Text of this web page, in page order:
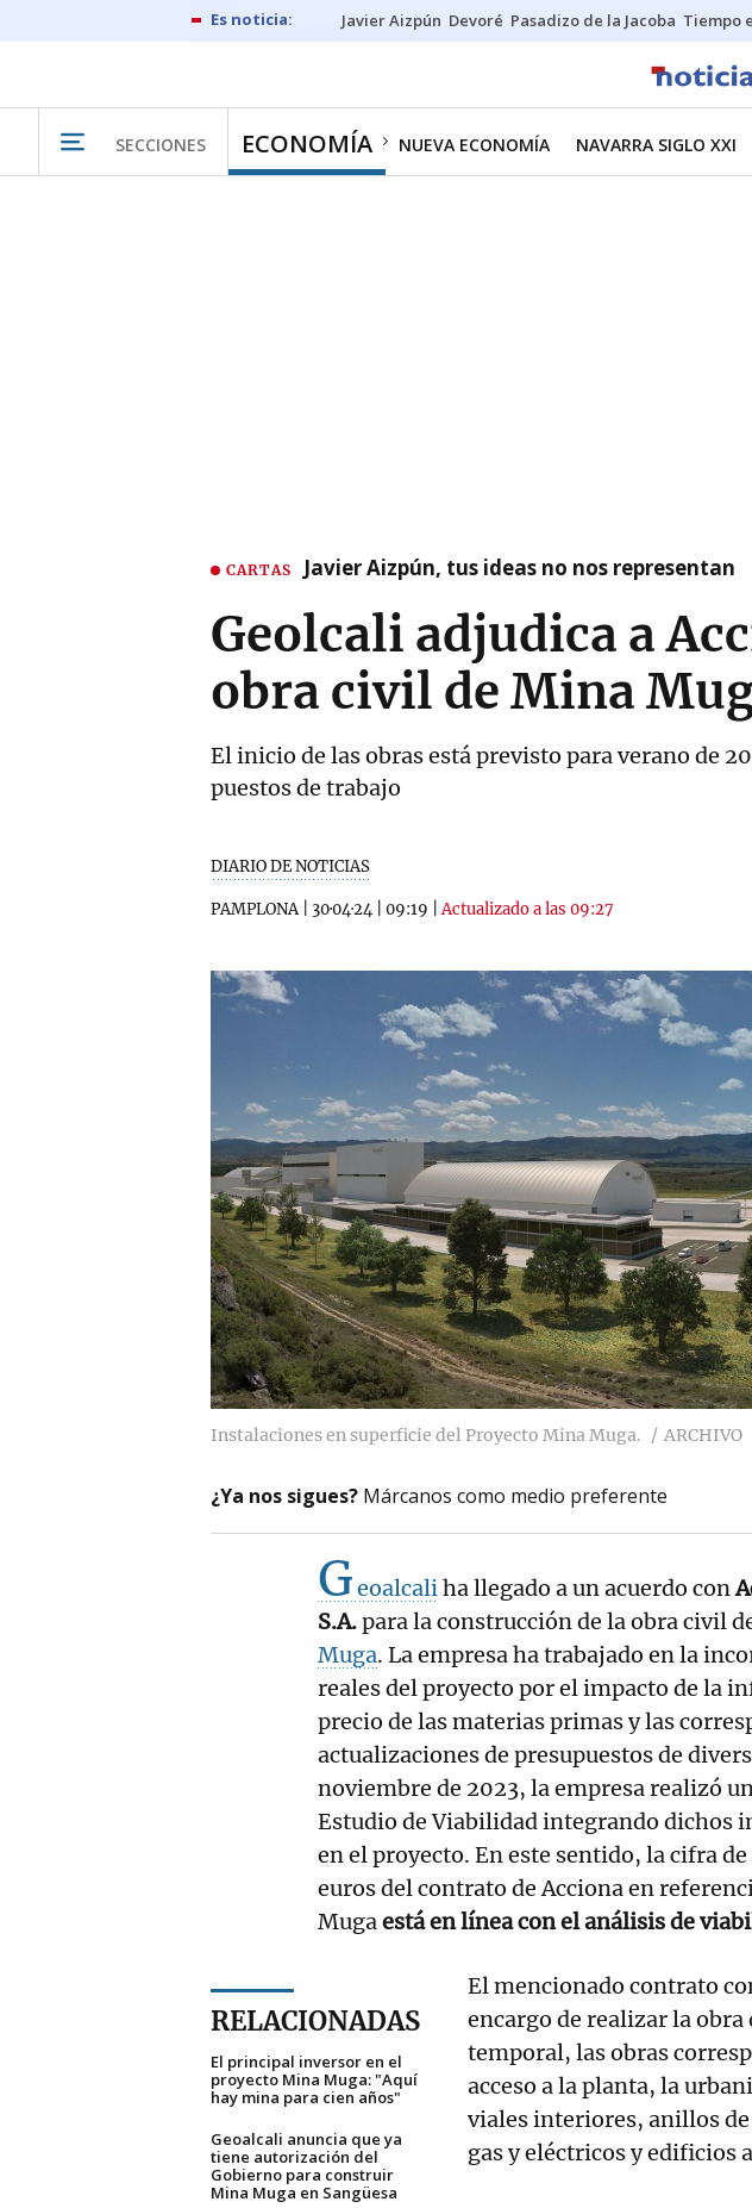
Javier Aizpún Devoré Pasadizo de la Jacoba Tiempo
SECCIONES ECONOMÍA NUEVA ECONOMÍA NAVARRA SIGLO XXI
CARTAS Javier Aizpún, tus ideas no nos representan
Geolcali adjudica a
obra civil de Mina
El inicio de las obras está previsto para verano de
puestos de trabajo
DIARIO DE NOTICIAS
PAMPLONA| 30·04·24 09:19 |Actualizado a las 09:27
Instalaciones en superficie del Proyecto Mina Muga. ARCHIVO
¿Ya nos sigues? Márcanos como medio preferente
Geoalcaliha llegado a un acuerdo con
S.A.para la construcción de la obra civil
Muga. La empresa ha trabajado en la
reales del proyecto por el impacto de la
precio de las materias primas y las
actualizaciones de presupuestos de
noviembre de 2023, la empresa realizó
Estudio de Viabilidad integrando dichos
en el proyecto. En este sentido, la cifra
euros del contrato de Acciona en
Mugaestá en línea con el análisis de
RELACIONADAS
El principal inversor en el
proyecto Mina Muga: "Aquí
hay mina para cien años"
Geoalcali anuncia que ya
tiene autorización del
Gobierno para construir
Mina Muga en Sangüesa
El mencionado contrato
encargo de realizar la obra
temporal, las obras
acceso a la planta, la
viales interiores, anillos
gas y eléctricos y edificios